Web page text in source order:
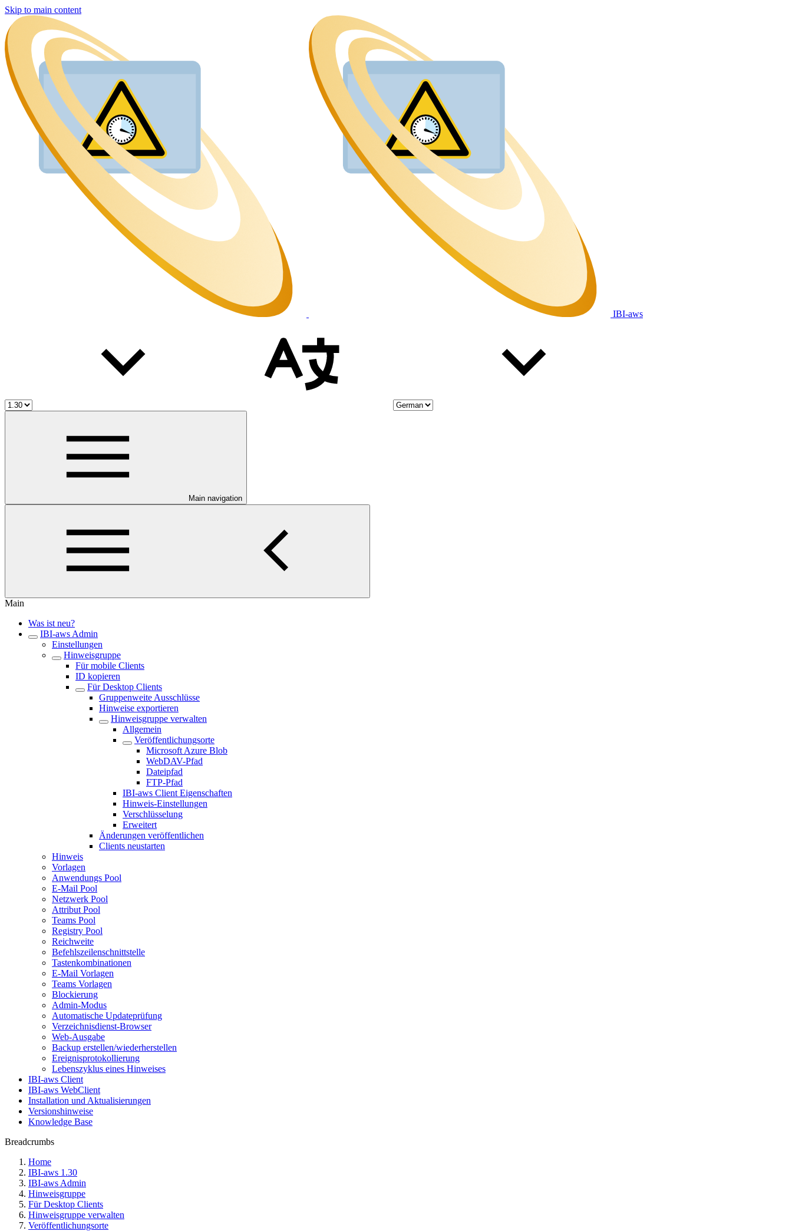
Skip to main content
IBI-aws
Main navigation
Main
Was ist neu?
IBI-aws Admin
Einstellungen
Hinweisgruppe
Für mobile Clients
ID kopieren
Für Desktop Clients
Gruppenweite Ausschlüsse
Hinweise exportieren
Hinweisgruppe verwalten
Allgemein
Veröffentlichungsorte
Microsoft Azure Blob
WebDAV-Pfad
Dateipfad
FTP-Pfad
IBI-aws Client Eigenschaften
Hinweis-Einstellungen
Verschlüsselung
Erweitert
Änderungen veröffentlichen
Clients neustarten
Hinweis
Vorlagen
Anwendungs Pool
E-Mail Pool
Netzwerk Pool
Attribut Pool
Teams Pool
Registry Pool
Reichweite
Befehlszeilenschnittstelle
Tastenkombinationen
E-Mail Vorlagen
Teams Vorlagen
Blockierung
Admin-Modus
Automatische Updateprüfung
Verzeichnisdienst-Browser
Web-Ausgabe
Backup erstellen/wiederherstellen
Ereignisprotokollierung
Lebenszyklus eines Hinweises
IBI-aws Client
IBI-aws WebClient
Installation und Aktualisierungen
Versionshinweise
Knowledge Base
Breadcrumbs
Home
IBI-aws 1.30
IBI-aws Admin
Hinweisgruppe
Für Desktop Clients
Hinweisgruppe verwalten
Veröffentlichungsorte